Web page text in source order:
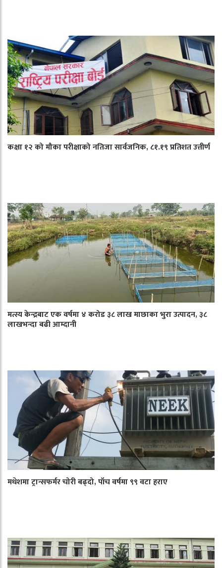
कक्षा १२ को मौका परीक्षाको नतिजा सार्वजनिक, ८१.१९ प्रतिशत उत्तीर्ण
मत्स्य केन्द्रबाट एक वर्षमा ४ करोड ३८ लाख माछाका भुरा उत्पादन, ३८
लाखभन्दा बढी आम्दानी
मधेशमा ट्रान्सफर्मर चोरी बढ्दो, पाँच वर्षमा ९९ वटा हराए